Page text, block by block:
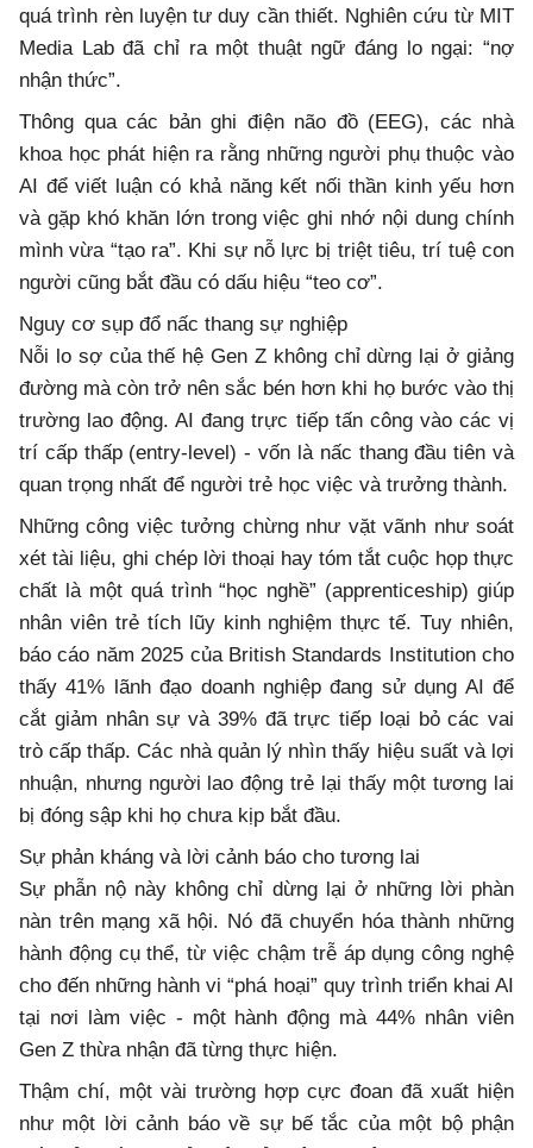
quá trình rèn luyện tư duy cần thiết. Nghiên cứu từ MIT
Media Lab đã chỉ ra một thuật ngữ đáng lo ngại: “nợ
nhận thức”.
Thông qua các bản ghi điện não đồ (EEG), các nhà
khoa học phát hiện ra rằng những người phụ thuộc vào
AI để viết luận có khả năng kết nối thần kinh yếu hơn
và gặp khó khăn lớn trong việc ghi nhớ nội dung chính
mình vừa “tạo ra”. Khi sự nỗ lực bị triệt tiêu, trí tuệ con
người cũng bắt đầu có dấu hiệu “teo cơ”.
Nguy cơ sụp đổ nấc thang sự nghiệp
Nỗi lo sợ của thế hệ Gen Z không chỉ dừng lại ở giảng
đường mà còn trở nên sắc bén hơn khi họ bước vào thị
trường lao động. AI đang trực tiếp tấn công vào các vị
trí cấp thấp (entry-level) - vốn là nấc thang đầu tiên và
quan trọng nhất để người trẻ học việc và trưởng thành.
Những công việc tưởng chừng như vặt vãnh như soát
xét tài liệu, ghi chép lời thoại hay tóm tắt cuộc họp thực
chất là một quá trình “học nghề” (apprenticeship) giúp
nhân viên trẻ tích lũy kinh nghiệm thực tế. Tuy nhiên,
báo cáo năm 2025 của British Standards Institution cho
thấy 41% lãnh đạo doanh nghiệp đang sử dụng AI để
cắt giảm nhân sự và 39% đã trực tiếp loại bỏ các vai
trò cấp thấp. Các nhà quản lý nhìn thấy hiệu suất và lợi
nhuận, nhưng người lao động trẻ lại thấy một tương lai
bị đóng sập khi họ chưa kịp bắt đầu.
Sự phản kháng và lời cảnh báo cho tương lai
Sự phẫn nộ này không chỉ dừng lại ở những lời phàn
nàn trên mạng xã hội. Nó đã chuyển hóa thành những
hành động cụ thể, từ việc chậm trễ áp dụng công nghệ
cho đến những hành vi “phá hoại” quy trình triển khai AI
tại nơi làm việc - một hành động mà 44% nhân viên
Gen Z thừa nhận đã từng thực hiện.
Thậm chí, một vài trường hợp cực đoan đã xuất hiện
như một lời cảnh báo về sự bế tắc của một bộ phận